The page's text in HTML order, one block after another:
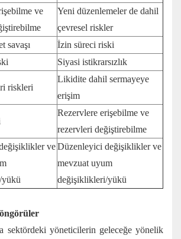
ve
Yeni düzenlemeler de dahil
çevresel riskler
savaşı
İzin süreci riski
Siyasi istikrarsızlık
riskleri
Likidite dahil sermayeye
erişim
Rezervlere erişebilme ve
rezervleri değiştirebilme
veDüzenleyici değişiklikler ve
mevzuat uyum
değişiklikleri/yükü
sektördeki yöneticilerin geleceğe yönelik